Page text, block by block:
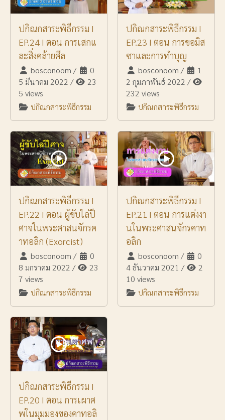
ปกิณกสาระพิธีกรรม I
EP.24 I ตอน การเสกแ
ละสิ่งคล้ายศีล
bosconoom /
0
5 มีนาคม 2022 /
23
5 views
ปกิณกสาระพิธีกรรม
ปกิณกสาระพิธีกรรม I
EP.23 I ตอน การขอมิส
ซาและการทำบุญ
bosconoom /
1
2 กุมภาพันธ์ 2022 /
232 views
ปกิณกสาระพิธีกรรม
ปกิณกสาระพิธีกรรม I
EP.22 I ตอน ผู้ขับไล่ปี
ศาจในพระศาสนจักรค
าทอลิก (Exorcist)
bosconoom /
0
8 มกราคม 2022 /
23
7 views
ปกิณกสาระพิธีกรรม
ปกิณกสาระพิธีกรรม I
EP.21 I ตอน การแต่งงา
นในพระศาสนจักรคาท
อลิก
bosconoom /
0
4 ธันวาคม 2021 /
2
10 views
ปกิณกสาระพิธีกรรม
ปกิณกสาระพิธีกรรม I
EP.20 I ตอน การเผาศ
พในมุมมองของคาทอลิ